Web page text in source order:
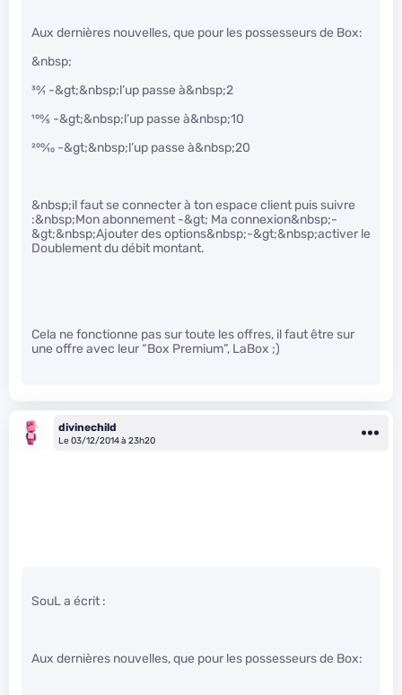
Aux dernières nouvelles, que pour les possesseurs de Box:
&nbsp;
30⁄1 -&gt;&nbsp;l’up passe à&nbsp;2
100⁄5 -&gt;&nbsp;l’up passe à&nbsp;10
200⁄10 -&gt;&nbsp;l’up passe à&nbsp;20
&nbsp;il faut se connecter à ton espace client puis suivre
:&nbsp;Mon abonnement -&gt; Ma connexion&nbsp;-
&gt;&nbsp;Ajouter des options&nbsp;-&gt;&nbsp;activer le
Doublement du débit montant.
Cela ne fonctionne pas sur toute les offres, il faut être sur
une offre avec leur “Box Premium”, LaBox ;)
divinechild
Le 03/12/2014 à 23h20
SouL a écrit :
Aux dernières nouvelles, que pour les possesseurs de Box: